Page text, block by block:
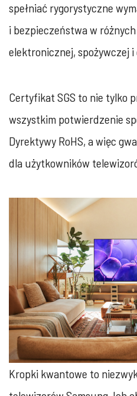
spełniać rygorystyczne
i bezpieczeństwa w
elektronicznej, spożywczej i
Certyfikat SGS to nie tylko
wszystkim potwierdzenie
Dyrektywy RoHS, a więc
dla użytkowników
Kropki kwantowe to